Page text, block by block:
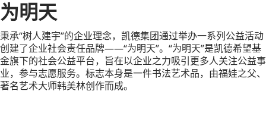
为明天
秉承“树人建宇”的企业理念，凯德集团通过举办一系列公益活动
创建了企业社会责任品牌——“为明天”。“为明天”是凯德希望基
金旗下的社会公益平台，旨在以企业之力吸引更多人关注公益事
业，参与志愿服务。标志本身是一件书法艺术品，由福娃之父、
著名艺术大师韩美林创作而成。